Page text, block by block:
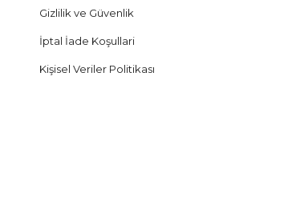
Gizlilik ve Güvenlik
İptal İade Koşullari
Kişisel Veriler Politikası